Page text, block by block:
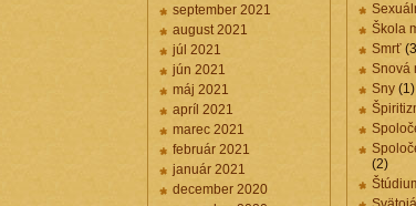
september 2021
august 2021
júl 2021
jún 2021
máj 2021
apríl 2021
marec 2021
február 2021
január 2021
december 2020
Škola
Smrť
Snová
Sny (1)
(2)